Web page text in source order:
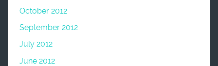
October 2012
September 2012
July 2012
June 2012